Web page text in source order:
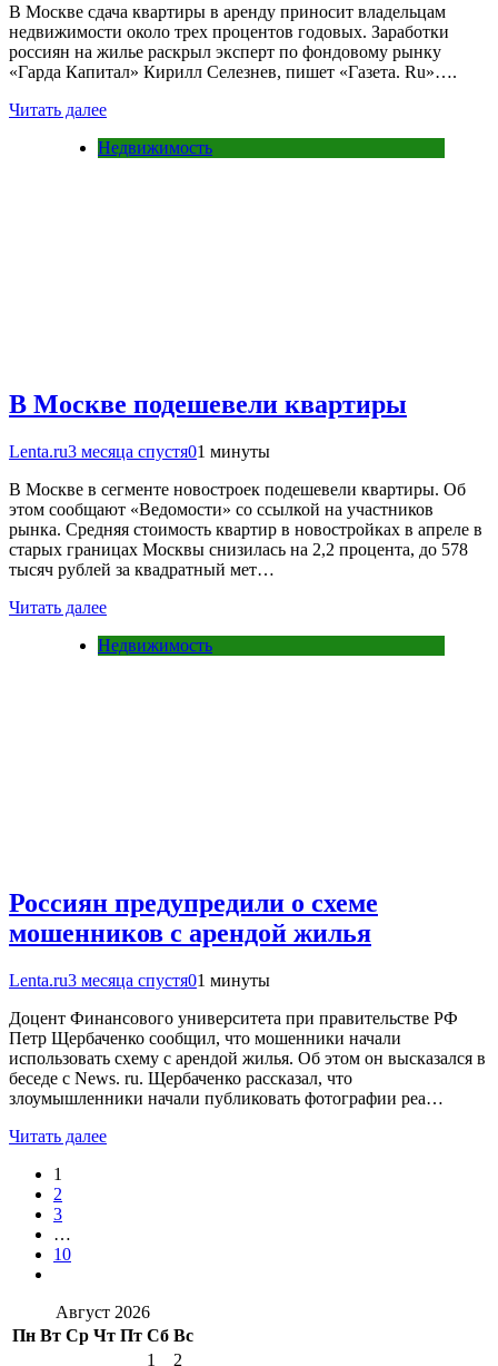
В Москве сдача квартиры в аренду приносит владельцам
недвижимости около трех процентов годовых. Заработки
россиян на жилье раскрыл эксперт по фондовому рынку
«Гарда Капитал» Кирилл Селезнев, пишет «Газета. Ru»….
Читать далее
Недвижимость
В Москве подешевели квартиры
Lenta.ru3 месяца спустя01 минуты
В Москве в сегменте новостроек подешевели квартиры. Об
этом сообщают «Ведомости» со ссылкой на участников
рынка. Средняя стоимость квартир в новостройках в апреле в
старых границах Москвы снизилась на 2,2 процента, до 578
тысяч рублей за квадратный мет…
Читать далее
Недвижимость
Россиян предупредили о схеме
мошенников с арендой жилья
Lenta.ru3 месяца спустя01 минуты
Доцент Финансового университета при правительстве РФ
Петр Щербаченко сообщил, что мошенники начали
использовать схему с арендой жилья. Об этом он высказался в
беседе с News. ru. Щербаченко рассказал, что
злоумышленники начали публиковать фотографии реа…
Читать далее
1
2
3
…
10
Август 2026
Пн Вт Ср Чт Пт Сб Вс
1
2